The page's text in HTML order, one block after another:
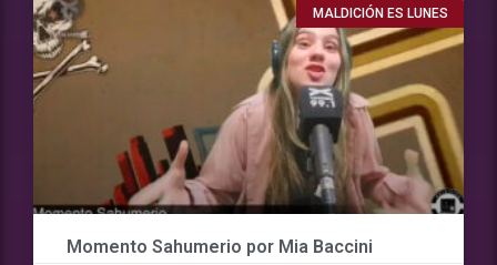
MALDICIÓN ES LUNES
Momento Sahumerio por Mia Baccini